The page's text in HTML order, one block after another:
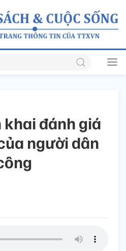
khai đánh giá
người dân